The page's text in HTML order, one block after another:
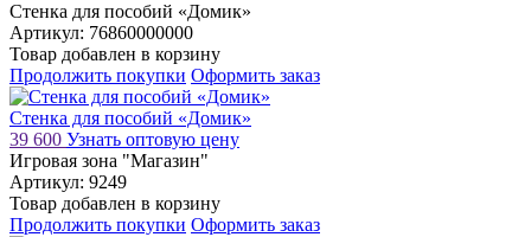
Стенка для пособий «Домик»
Артикул: 76860000000
Товар добавлен в корзину
Продолжить покупки Оформить заказ
Стенка для пособий «Домик»
39 600 Узнать оптовую цену
Игровая зона "Магазин"
Артикул: 9249
Товар добавлен в корзину
Продолжить покупки Оформить заказ